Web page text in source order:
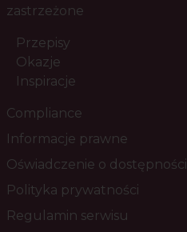
zastrzeżone
Przepisy
Okazje
Inspiracje
Compliance
Informacje prawne
Oświadczenie o dostępności
Polityka prywatności
Regulamin serwisu